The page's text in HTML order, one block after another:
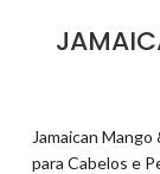
Jamaican Mango
para Cabelos e